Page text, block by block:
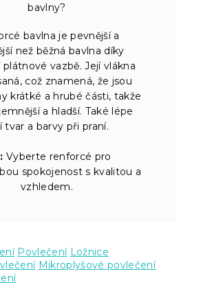
bavlny?
bavlna je pevnější a
než běžná bavlna díky
plátnové vazbě. Její vlákna
což znamená, že jsou
krátké a hrubé části, takže
a hladší. Také lépe
tvar a barvy při praní.
Vyberte renforcé pro
spokojenost s kvalitou a
vzhledem.
Povlečení Ložnice
Mikroplyšové povlečení